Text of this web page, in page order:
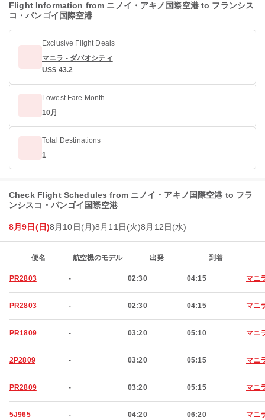
Flight Information from ニノイ・アキノ国際空港 to フランシス
コ・バンゴイ国際空港
Exclusive Flight Deals
マニラ - ダバオシティ
US$ 43.2
Lowest Fare Month
10月
Total Destinations
1
Check Flight Schedules from ニノイ・アキノ国際空港 to フラ
ンシスコ・バンゴイ国際空港
8月9日(日)8月10日(月)8月11日(火)8月12日(水)
便名 航空機のモデル 出発 到着
PR2803 - 02:30 04:15 マニ
PR2803 - 02:30 04:15 マニ
PR1809 - 03:20 05:10 マニ
2P2809 - 03:20 05:15 マニ
PR2809 - 03:20 05:15 マニ
5J965 - 04:20 06:20 マニ